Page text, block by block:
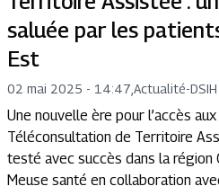
saluée par les
Est
02 mai 2025 - 14:47 Actualité-DSIH
Une nouvelle ère pour l’accès
Téléconsultation de Territoire
testé avec succès dans la région
Meuse santé en collaboration